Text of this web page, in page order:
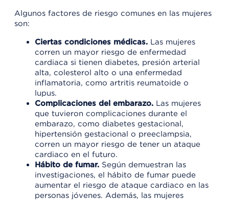
Algunos factores de riesgo comunes en las mujeres
son:
Ciertas condiciones médicas. Las mujeres
corren un mayor riesgo de enfermedad
cardiaca si tienen diabetes, presión arterial
alta, colesterol alto o una enfermedad
inflamatoria, como artritis reumatoide o
lupus.
Complicaciones del embarazo. Las mujeres
que tuvieron complicaciones durante el
embarazo, como diabetes gestacional,
hipertensión gestacional o preeclampsia,
corren un mayor riesgo de tener un ataque
cardiaco en el futuro.
Hábito de fumar. Según demuestran las
investigaciones, el hábito de fumar puede
aumentar el riesgo de ataque cardiaco en las
personas jóvenes. Además, las mujeres